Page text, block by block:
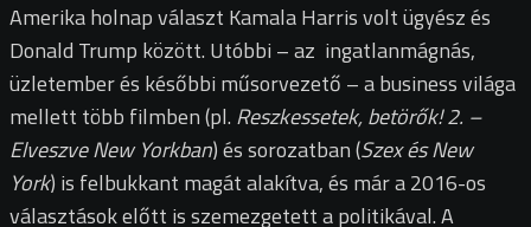
Amerika holnap választ Kamala Harris volt ügyész és
Donald Trump között. Utóbbi – az ingatlanmágnás,
üzletember és későbbi műsorvezető – a business világa
mellett több filmben (pl. Reszkessetek, betörők! 2. –
Elveszve New Yorkban) és sorozatban (Szex és New
York) is felbukkant magát alakítva, és már a 2016-os
választások előtt is szemezgetett a politikával. A